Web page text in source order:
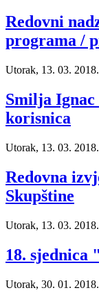
Redovni
programa /
Utorak, 13. 03. 2018.
Smilja
korisnica
Utorak, 13. 03. 2018.
Redovna
Skupštine
Utorak, 13. 03. 2018.
18. sjednica
Utorak, 30. 01. 2018.